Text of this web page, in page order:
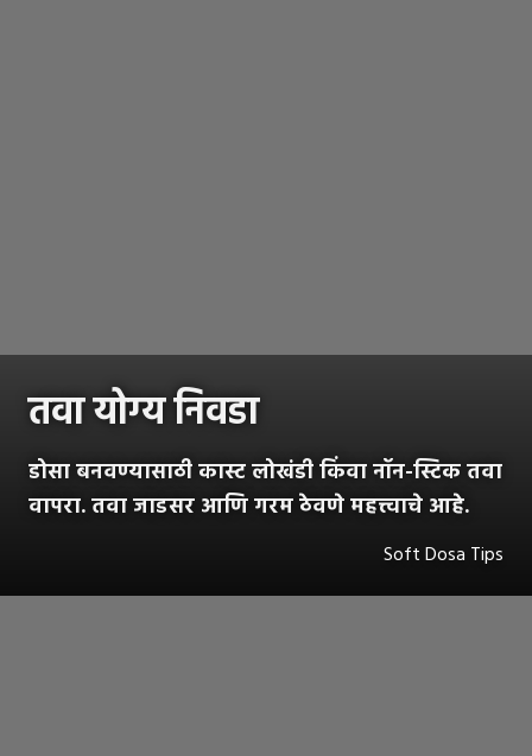
तवा योग्य निवडा
डोसा बनवण्यासाठी कास्ट लोखंडी किंवा नॉन-स्टिक तवा
वापरा. तवा जाडसर आणि गरम ठेवणे महत्त्वाचे आहे.
Soft Dosa Tips